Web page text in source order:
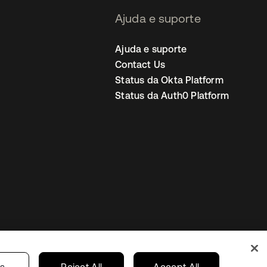
Ajuda e suporte
Ajuda e suporte
Contact Us
Status da Okta Platform
Status da Auth0 Platform
de cookies Brazil